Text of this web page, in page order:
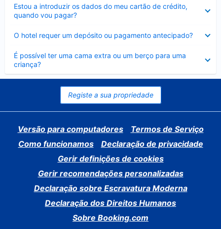
Estou a introduzir os dados do meu cartão de crédito,
quando vou pagar?
fechado
O hotel requer um depósito ou pagamento antecipado?
fechado
É possível ter uma cama extra ou um berço para uma
criança?
Elemento
fechado
Registe a sua propriedade
Versão para computadores
Termos de Serviço
Como funcionamos
Declaração de privacidade
Gerir definições de cookies
Gerir recomendações personalizadas
Declaração sobre Escravatura Moderna
Declaração dos Direitos Humanos
Sobre Booking.com